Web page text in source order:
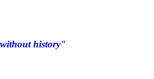
history"